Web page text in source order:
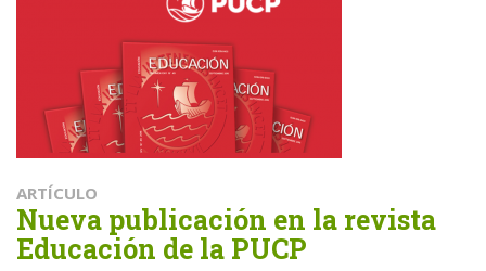
ARTÍCULO
Nueva publicación en la revista
Educación de la PUCP